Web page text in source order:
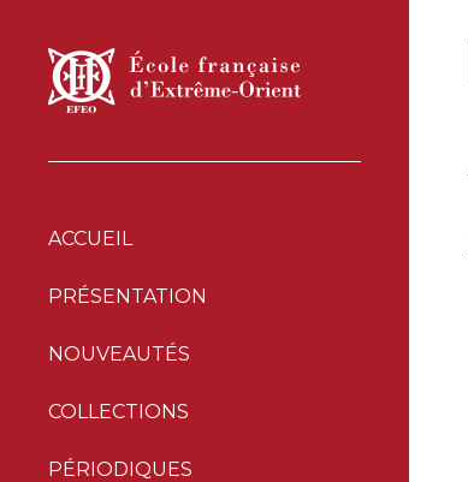
ACCUEIL
PRÉSENTATION
NOUVEAUTÉS
COLLECTIONS
PÉRIODIQUES